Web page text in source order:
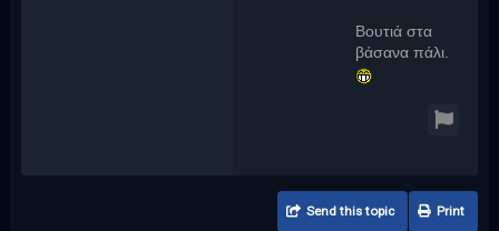
Βουτιά στα
βάσανα πάλι.
Send this topic Print